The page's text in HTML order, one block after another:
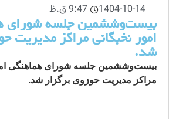
1404-10-14 9:47 ق.ظ
جلسه شورای
نخبگانی مراکز مدیریت حوزوی
جلسه شورای هماهنگی امور
مدیریت حوزوی برگزار شد.